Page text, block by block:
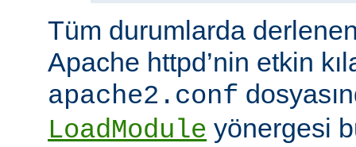
Tüm durumlarda
Apache httpd’nin etkin
apache2.conf
LoadModule yönergesi